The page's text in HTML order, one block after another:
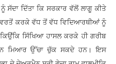
ਸੱਦਾ ਦਿੱਤਾ ਕਿ ਸਰਕਾਰ ਵੱਲੋਂ ਲਾਗੂ ਕੀਤੇ
ਵਰਤੋਂ ਕਰਕੇ ਵੱਧ ਤੋਂ ਵੱਧ ਵਿਦਿਆਰਥੀਆਂ ਨੂੰ
ਸਿੱਖਿਆ ਹਾਸਲ ਕਰਕੇ ਹੀ ਗਰੀਬ
ਮਿਆਰ ਉੱਚਾ ਚੁੱਕ ਸਕਦੇ ਹਨ। ਇਸ